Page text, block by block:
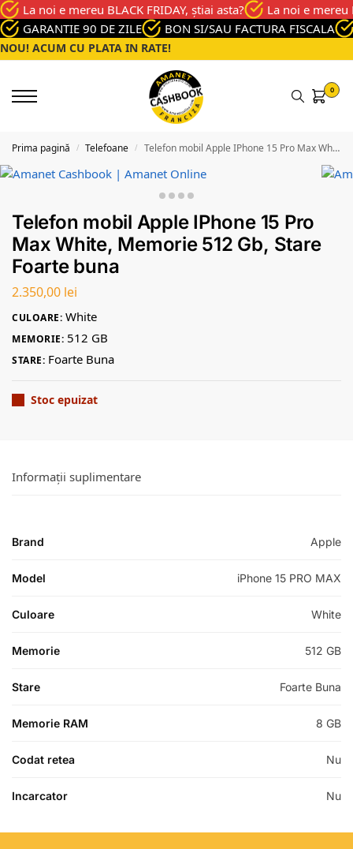
La noi e mereu BLACK FRIDAY, știai asta?
La noi e mereu
GARANTIE 90 DE ZILE
BON SI/SAU FACTURA FISCALA
NOU! ACUM CU PLATA IN RATE!
0
Prima pagină / Telefoane / Telefon mobil Apple IPhone 15 Pro Max White, Memorie 512 Gb, Stare Foarte buna
Telefon mobil Apple IPhone 15 Pro
Max White, Memorie 512 Gb, Stare
Foarte buna
2.350,00 lei
CULOARE: White
MEMORIE: 512 GB
STARE: Foarte Buna
Stoc epuizat
Informații suplimentare
Brand Apple
Model iPhone 15 PRO MAX
Culoare White
Memorie 512 GB
Stare Foarte Buna
Memorie RAM 8 GB
Codat retea Nu
Incarcator Nu